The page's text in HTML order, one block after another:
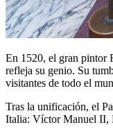
En 1520, el gran pintor
refleja su genio. Su
visitantes de todo el
Tras la unificación, el
Italia: Víctor Manuel II,